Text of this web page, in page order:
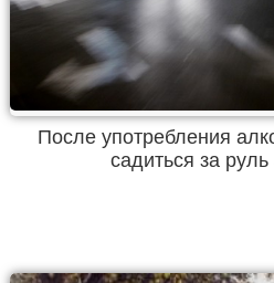
После употребления
садиться за